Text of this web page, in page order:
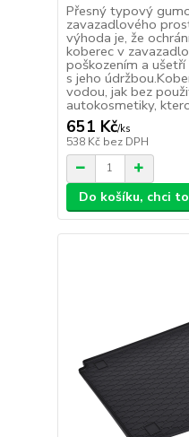
Přesný typový
zavazadlového
výhoda je, že
koberec v
poškozením a
s jeho
vodou, jak bez
autokosmetiky,
651 Kč/ks
538 Kč bez DPH
Do košíku, chci